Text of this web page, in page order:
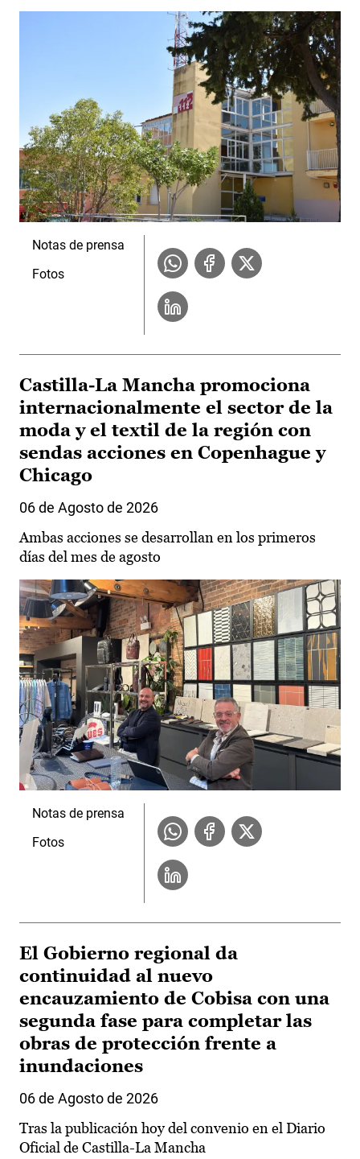
Notas de prensa
Fotos
Castilla-La Mancha promociona
internacionalmente el sector de la
moda y el textil de la región con
sendas acciones en Copenhague y
Chicago
06 de Agosto de 2026
Ambas acciones se desarrollan en los primeros
días del mes de agosto
Notas de prensa
Fotos
El Gobierno regional da
continuidad al nuevo
encauzamiento de Cobisa con una
segunda fase para completar las
obras de protección frente a
inundaciones
06 de Agosto de 2026
Tras la publicación hoy del convenio en el Diario
Oficial de Castilla-La Mancha